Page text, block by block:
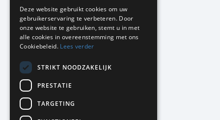
KMP Kantoormeubilair
Airport Business Park
Frankfurtstraat 29-31
1175 RH Lijnden
020-617 01 26
info@kmpkantoormeubilair.nl
Facebook
Instagram
Deze website gebruikt cookies om uw
gebruikerservaring te verbeteren. Door
onze website te gebruiken, stemt u in met
alle cookies in overeenstemming met ons
Cookiebeleid. Lees verder
STRIKT NOODZAKELIJK
PRESTATIE
TARGETING